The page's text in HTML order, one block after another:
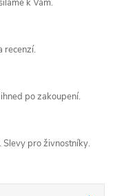
k Vám.
recenzí.
po zakoupení.
pro živnostníky.